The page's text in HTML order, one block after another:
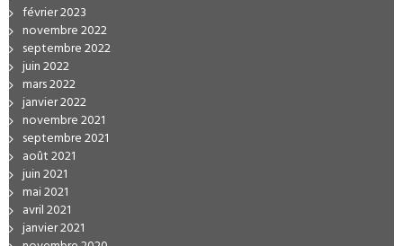
février 2023
novembre 2022
septembre 2022
juin 2022
mars 2022
janvier 2022
novembre 2021
septembre 2021
août 2021
juin 2021
mai 2021
avril 2021
janvier 2021